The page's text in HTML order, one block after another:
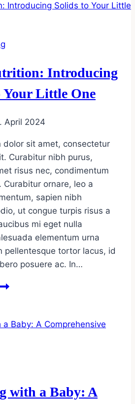
Introducing
Your Little One
April 2024
dolor sit amet, consectetur
Curabitur nibh purus,
risus nec, condimentum
Curabitur ornare, leo a
sapien nibh
ut congue turpis risus a
mi eget nulla
elementum urna
pellentesque tortor lacus, id
posuere ac. In…
with a Baby: A